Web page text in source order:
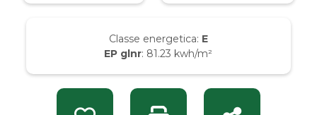
Classe energetica: E
EP glnr: 81.23 kwh/m²
Da € 10.000 a € 20.000
Da € 20.000 a € 50.000